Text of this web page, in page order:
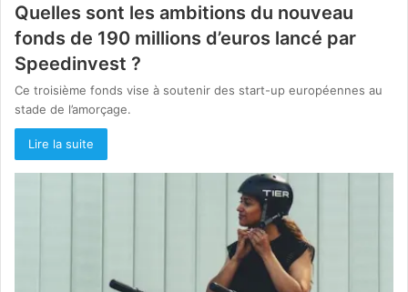
Quelles sont les ambitions du nouveau
fonds de 190 millions d’euros lancé par
Speedinvest ?
Ce troisième fonds vise à soutenir des start-up européennes au
stade de l’amorçage.
Lire la suite